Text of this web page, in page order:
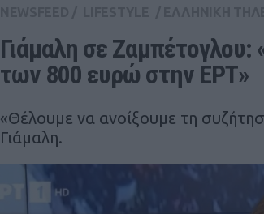
Γιάμαλη σε
των 800 ευρώ στην ΕΡΤ»
«Θέλουμε να ανοίξουμε τη
Γιάμαλη.